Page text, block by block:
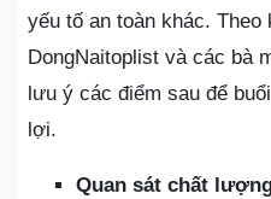
yếu tố an toàn khác. Theo
DongNaitoplist và các bà
lưu ý các điểm sau để
lợi.
Quan sát chất